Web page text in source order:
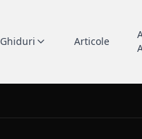
Ghiduri Articole